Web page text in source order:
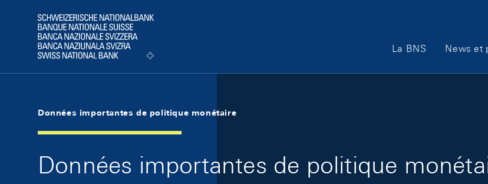
Logo
Main Navigation
La BNS News et
Données importantes de politique monétaire
Données importantes de politique